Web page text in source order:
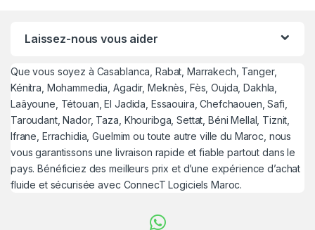
Laissez-nous vous aider
Que vous soyez à Casablanca, Rabat, Marrakech, Tanger,
Kénitra, Mohammedia, Agadir, Meknès, Fès, Oujda, Dakhla,
Laâyoune, Tétouan, El Jadida, Essaouira, Chefchaouen, Safi,
Taroudant, Nador, Taza, Khouribga, Settat, Béni Mellal, Tiznit,
Ifrane, Errachidia, Guelmim ou toute autre ville du Maroc, nous
vous garantissons une livraison rapide et fiable partout dans le
pays. Bénéficiez des meilleurs prix et d’une expérience d’achat
fluide et sécurisée avec ConnecT Logiciels Maroc.